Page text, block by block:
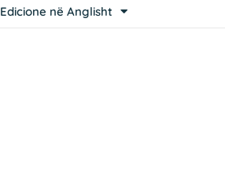
Edicione në Anglisht